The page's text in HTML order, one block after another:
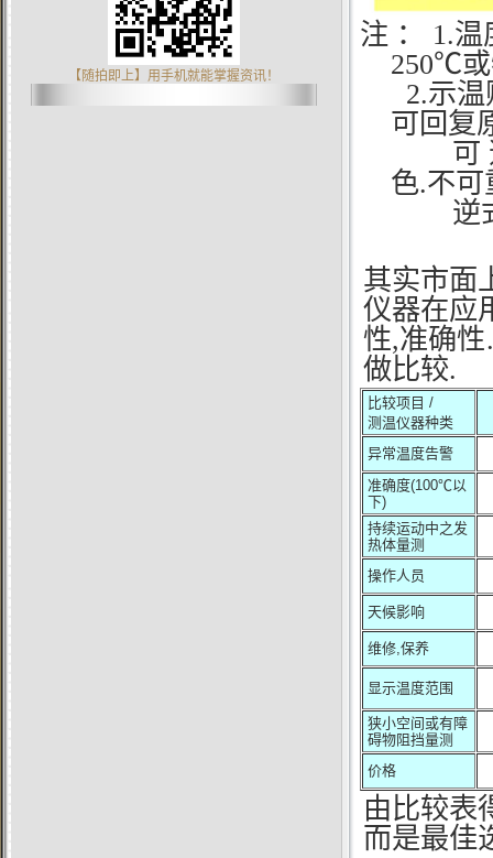
注 ： 1.
250℃
2.示温
可回复
可
色.不可
逆式
其实市面
仪器在应
性,准确
做比较.
比较项目 /
测温仪器种类
异常温度告警
准确度(100℃以
下)
持续运动中之发
热体量测
操作人员
天候影响
维修,保养
显示温度范围
狭小空间或有障
碍物阻挡量测
价格
由比较表
而是最佳
【随拍即上】用手机就能掌握资讯！